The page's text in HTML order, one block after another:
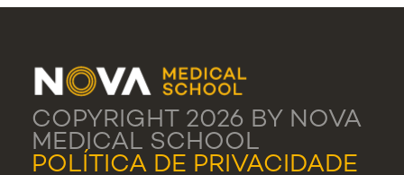
COPYRIGHT 2026 BY NOVA
MEDICAL SCHOOL
POLÍTICA DE PRIVACIDADE